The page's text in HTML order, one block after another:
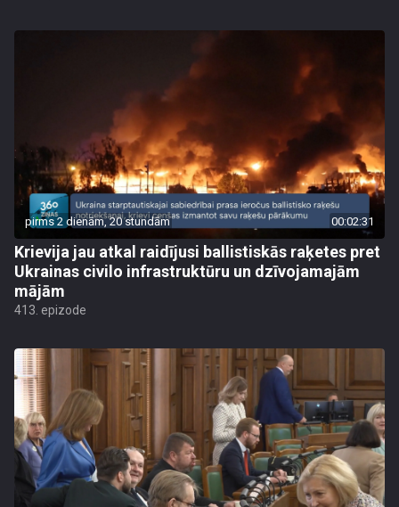
pirms 2 dienām, 20 stundām 00:02:31
Krievija jau atkal raidījusi ballistiskās raķetes pret
Ukrainas civilo infrastruktūru un dzīvojamajām
mājām
413. epizode